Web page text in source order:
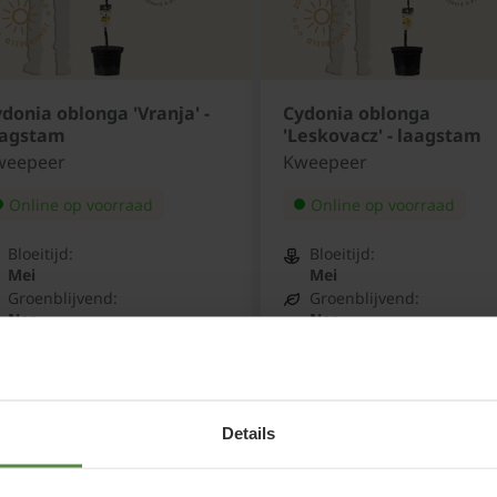
Details
oblonga 'Vranja' -
Online op voorraad
Bloeitijd:
Mei
Groenblijvend:
Nee
Cydonia oblonga
'Leskovacz' - laagstam
Kweepeer
Online op voorraad
Bloeitijd:
Mei
Groenblijvend:
Nee